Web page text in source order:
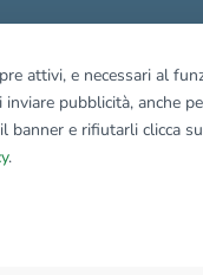
tutti gli immobili del
attivi, e necessari al
pubblicità, anche
banner e rifiutarli clicca su
.